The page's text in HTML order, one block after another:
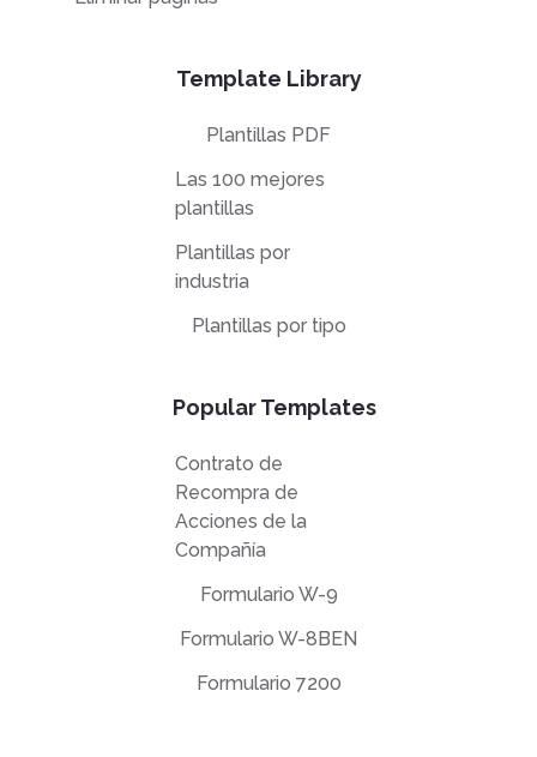
Template Library
Plantillas PDF
Las 100 mejores
plantillas
Plantillas por
industria
Plantillas por tipo
Popular Templates
Contrato de
Recompra de
Acciones de la
Compañía
Formulario W-9
Formulario W-8BEN
Formulario 7200